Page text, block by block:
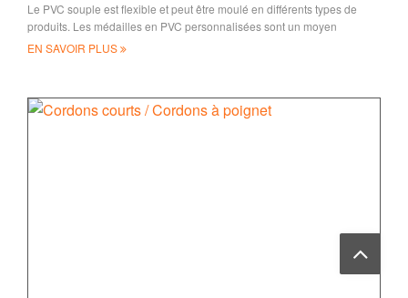
Le PVC souple est flexible et peut être moulé en différents types de
produits. Les médailles en PVC personnalisées sont un moyen
économique de faire du co-cost
EN SAVOIR PLUS